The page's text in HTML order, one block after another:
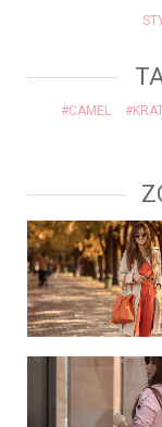
#CAMEL